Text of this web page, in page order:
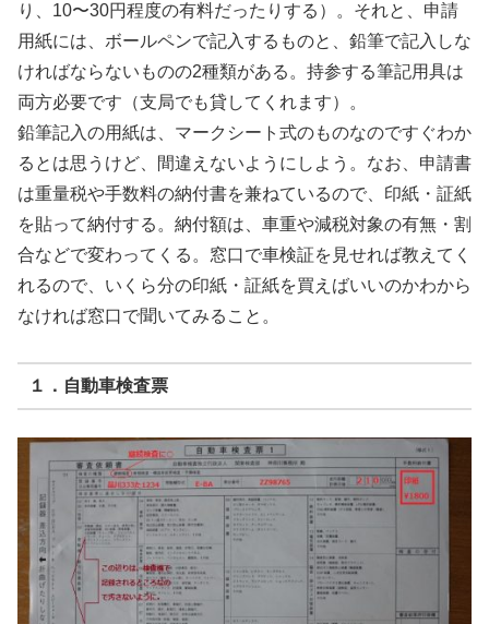
り、10〜30円程度の有料だったりする）。それと、申請
用紙には、ボールペンで記入するものと、鉛筆で記入しな
ければならないものの2種類がある。持参する筆記用具は
両方必要です（支局でも貸してくれます）。
鉛筆記入の用紙は、マークシート式のものなのですぐわか
るとは思うけど、間違えないようにしよう。なお、申請書
は重量税や手数料の納付書を兼ねているので、印紙・証紙
を貼って納付する。納付額は、車重や減税対象の有無・割
合などで変わってくる。窓口で車検証を見せれば教えてく
れるので、いくら分の印紙・証紙を買えばいいのかわから
なければ窓口で聞いてみること。
１．自動車検査票